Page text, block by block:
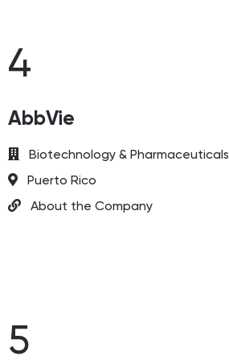
4
AbbVie
Biotechnology & Pharmaceuticals
Puerto Rico
About the Company
5